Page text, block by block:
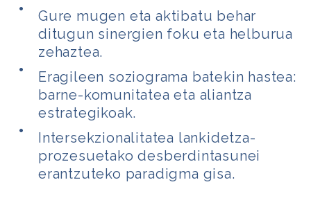
Gure mugen eta aktibatu behar
ditugun sinergien foku eta helburua
zehaztea.
Eragileen soziograma batekin hastea:
barne-komunitatea eta aliantza
estrategikoak.
Intersekzionalitatea lankidetza-
prozesuetako desberdintasunei
erantzuteko paradigma gisa.